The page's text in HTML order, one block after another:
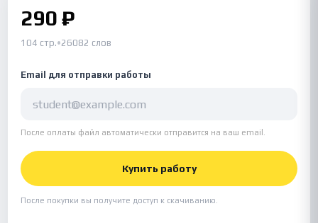
290 ₽
104 стр.•26082 слов
Email для отправки работы
После оплаты файл автоматически отправится на ваш email.
Купить работу
После покупки вы получите доступ к скачиванию.